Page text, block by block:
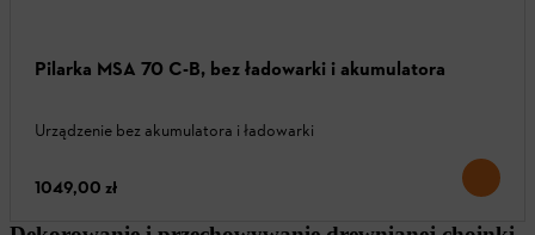
Pilarka MSA 70 C-B, bez ładowarki i akumulatora
Urządzenie bez akumulatora i ładowarki
1049,00 zł